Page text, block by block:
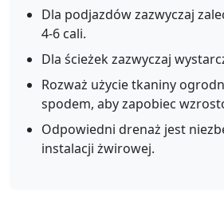
Dla podjazdów zazwyczaj
4-6 cali.
Dla ścieżek zazwyczaj
Rozważ użycie tkaniny
spodem, aby zapobiec
Odpowiedni drenaż jest
instalacji żwirowej.